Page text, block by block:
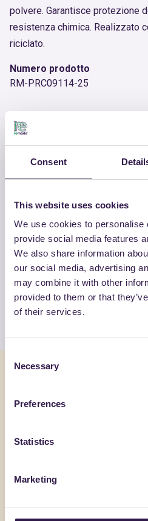
Consent
This website uses cookies
We use cookies to personalise
provide social media features
We also share information
our social media, advertising
may combine it with other
provided to them or that
of their services.
Selection
Necessary
Preferences
Statistics
Marketing
polvere. Garantisce protezione
resistenza chimica. Realizzato
riciclato.
Numero prodotto
RM-PRC09114-25
Certificato
ALTRI PRODOTTI
Guarda la lista
certificati di LABOR
Guarda l’elenco
Potrebbe